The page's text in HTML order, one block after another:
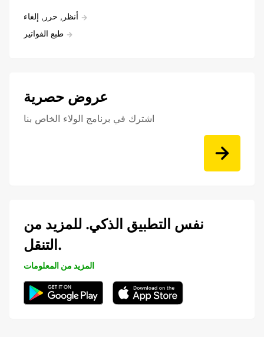
أنظر, حرر, إلغاء
طبع الفواتير
عروض حصرية
اشترك في برنامج الولاء الخاص بنا
نفس التطبيق الذكي. للمزيد من
التنقل.
المزيد من المعلومات